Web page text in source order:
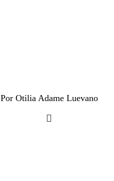
Por Otilia Adame Luevano